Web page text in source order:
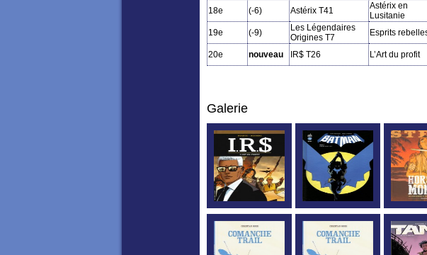
18e (-6) Astérix T41
Astérix en
Lusitanie
19e
(-9)
Les Légendaires
Origines T7
Esprits
20e nouveau IR$ T26 L’Art du profit
Galerie